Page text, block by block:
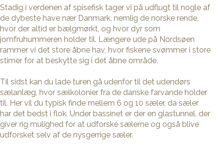
Stadig i verdenen af spisefisk tager vi på udflugt til nogle af
de dybeste have nær Danmark, nemlig de norske rende,
hvor der altid er bælgmørkt, og hvor dyr som
jomfruhummeren holder til. Længere ude på Nordsøen
rammer vi det store åbne hav, hvor fiskene svømmer i store
stimer for at beskytte sig i det åbne område.
Til sidst kan du lade turen gå udenfor til det udendørs
sælanlæg, hvor sælkolonier fra de danske farvande holder
til. Her vil du typisk finde mellem 6 og 10 sæler, da sæler
har det bedst i flok. Under bassinet er der en glastunnel, der
giver rig mulighed for at udforske sælerne og også blive
udforsket selv af de nysgerrige sæler.